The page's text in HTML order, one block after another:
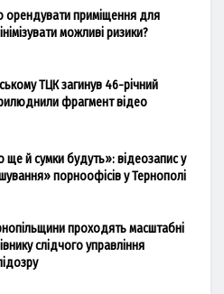
орендувати приміщення для
можливі ризики?
ТЦК загинув 46-річний
фрагмент відео
й сумки будуть»: відеозапис у
порноофісів у Тернополі
проходять масштабні
слідчого управління